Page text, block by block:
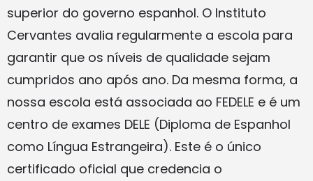
superior do governo espanhol. O Instituto
Cervantes avalia regularmente a escola para
garantir que os níveis de qualidade sejam
cumpridos ano após ano. Da mesma forma, a
nossa escola está associada ao FEDELE e é um
centro de exames DELE (Diploma de Espanhol
como Língua Estrangeira). Este é o único
certificado oficial que credencia o